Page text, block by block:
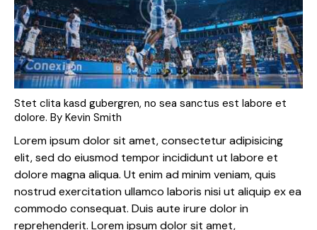
Stet clita kasd gubergren, no sea sanctus est labore et
dolore. By Kevin Smith
Lorem ipsum dolor sit amet, consectetur adipisicing
elit, sed do eiusmod tempor incididunt ut labore et
dolore magna aliqua. Ut enim ad minim veniam, quis
nostrud exercitation ullamco laboris nisi ut aliquip ex ea
commodo consequat. Duis aute irure dolor in
reprehenderit. Lorem ipsum dolor sit amet,